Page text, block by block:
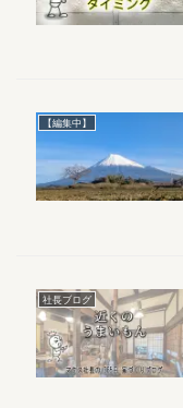
【編集中】
社長ブログ